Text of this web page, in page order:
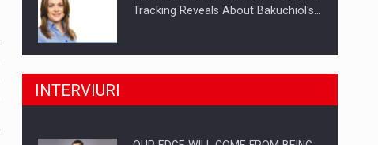
Tracking Reveals About Bakuchiol's…
Producatorii si comerciantii care nu
INTERVIURI